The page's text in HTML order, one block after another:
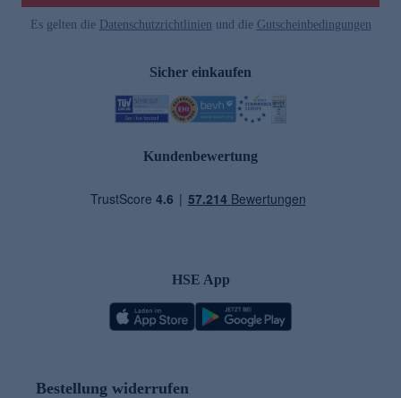
Es gelten die Datenschutzrichtlinien und die Gutscheinbedingungen
Sicher einkaufen
Kundenbewertung
HSE App
Bestellung widerrufen